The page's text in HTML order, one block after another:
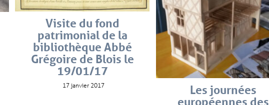
Visite du fond
patrimonial de la
bibliothèque Abbé
Grégoire de Blois le
19/01/17
17 janvier 2017
Les journées
européennes des